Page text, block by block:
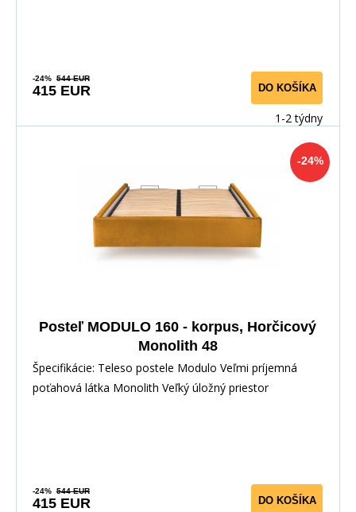
-24% 544 EUR
415 EUR DO KOŠÍKA
1-2 týdny
-24%
Posteľ MODULO 160 - korpus, Horčicový
Monolith 48
Špecifikácie: Teleso postele Modulo Veľmi príjemná
poťahová látka Monolith Veľký úložný priestor
-24% 544 EUR
415 EUR DO KOŠÍKA